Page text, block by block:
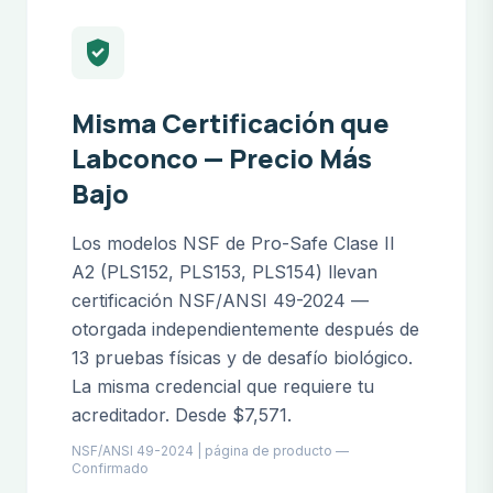
verified_user
Misma Certificación que
Labconco — Precio Más
Bajo
Los modelos NSF de Pro-Safe Clase II
A2 (PLS152, PLS153, PLS154) llevan
certificación NSF/ANSI 49-2024 —
otorgada independientemente después de
13 pruebas físicas y de desafío biológico.
La misma credencial que requiere tu
acreditador. Desde $7,571.
NSF/ANSI 49-2024 | página de producto —
Confirmado